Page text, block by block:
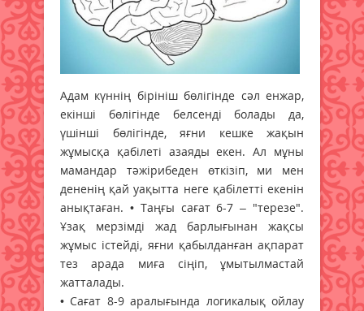
Адам күннің бірініш бөлігінде сәл енжар,
екінші бөлігінде белсенді болады да,
үшінші бөлігінде, яғни кешке жақын
жұмысқа қабілеті азаяды екен. Ал мұны
мамандар тәжірибеден өткізіп, ми мен
дененің қай уақытта неге қабілетті екенін
анықтаған. • Таңғы сағат 6-7 – "терезе".
Ұзақ мерзімді жад барлығынан жақсы
жұмыс істейді, яғни қабылданған ақпарат
тез арада миға сіңіп, ұмытылмастай
жатталады.
• Сағат 8-9 аралығында логикалық ойлау